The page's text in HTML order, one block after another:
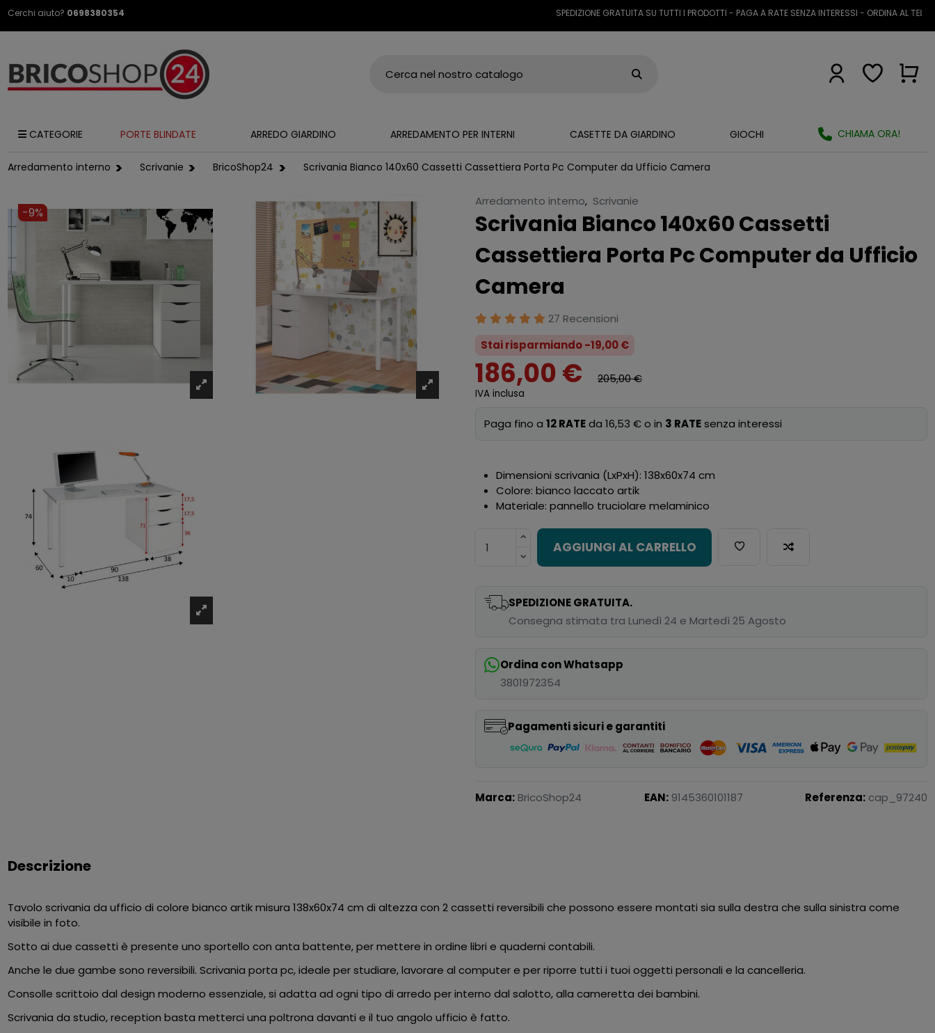
Cerchi aiuto? 0698380354 SPEDIZIONE GRATUITA SU TUTTI I PRODOTTI - PAGA A RATE SENZA INTERESSI - ORDINA AL TELEFONO O
CATEGORIE PORTE BLINDATE ARREDO GIARDINO ARREDAMENTO PER INTERNI CASETTE DA GIARDINO GIOCHI CHIAMA ORA!
Arredamento interno Scrivanie BricoShop24 Scrivania Bianco 140x60 Cassetti Cassettiera Porta Pc Computer da Ufficio Camera
-9%
Arredamento interno, Scrivanie
Scrivania Bianco 140x60 Cassetti
Cassettiera Porta Pc Computer da Ufficio
Camera
27 Recensioni
Stai risparmiando -19,00 €
186,00 € 205,00 €
IVA inclusa
Paga fino a12 RATEda 16,53 € o in 3 RATEsenza interessi
Dimensioni scrivania (LxPxH): 138x60x74 cm
Colore: bianco laccato artik
Materiale: pannello truciolare melaminico
AGGIUNGI AL CARRELLO
SPEDIZIONE GRATUITA.
Consegna stimata tra Lunedì 24 e Martedì 25 Agosto
Ordina con Whatsapp
3801972354
Pagamenti sicuri e garantiti
Marca: BricoShop24 EAN: 9145360101187 Referenza: cap_97240
Descrizione
Tavolo scrivania da ufficio di colore bianco artik misura 138x60x74 cm di altezza con 2 cassetti reversibili che possono essere montati sia sulla destra che sulla sinistra come
visibile in foto.
Sotto ai due cassetti è presente uno sportello con anta battente, per mettere in ordine libri e quaderni contabili.
Anche le due gambe sono reversibili. Scrivania porta pc, ideale per studiare, lavorare al computer e per riporre tutti i tuoi oggetti personali e la cancelleria.
Consolle scrittoio dal design moderno essenziale, si adatta ad ogni tipo di arredo per interno dal salotto, alla cameretta dei bambini.
Scrivania da studio, reception basta metterci una poltrona davanti e il tuo angolo ufficio è fatto.